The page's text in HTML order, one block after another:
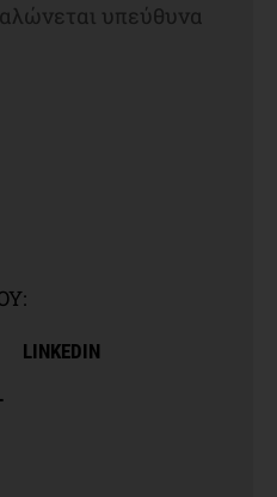
υπεύθυνα
LINKEDIN